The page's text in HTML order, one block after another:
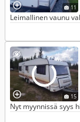
11
Leimallinen vaunu
15
Nyt myynnissä syys